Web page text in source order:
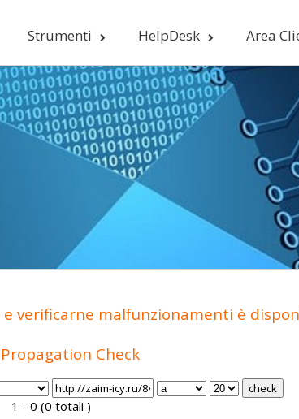
Strumenti HelpDesk Area
verificarne malfunzionamenti è
Propagation Check
1 - 0 (0 totali )